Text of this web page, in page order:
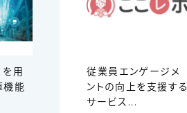
用
機能
従業員エンゲージメ
ントの向上を支援する
サービス...